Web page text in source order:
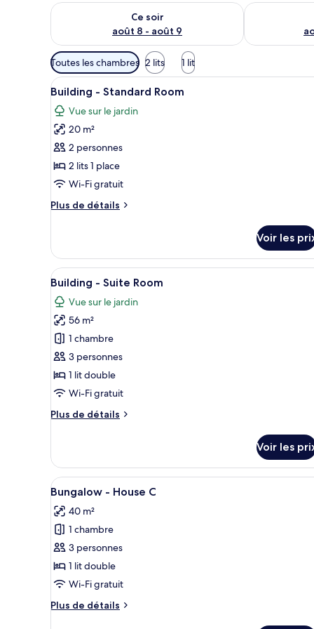
Ce soir
août 8 - août 9
Vérifier la disponibilité pour ce soir août 8 - août 9
Vérifier la
Filtres
disponibles
pour
les
chambres
Toutes les chambres 2 lits 1 lit
Afficher
toutes
les
photos
pour
ce
type
chambre :
Standard
Room
1
Building - Standard Room
Vue sur le jardin
20 m²
2 personnes
2 lits 1 place
Wi-Fi gratuit
Plus de détails
Plus
le
type
de
chambre
Building
Standard
Room
Voir les
Afficher
toutes
les
photos
pour
ce
type
de
chambre :
Building
Room
1
Building - Suite Room
Vue sur le jardin
56 m²
1 chambre
3 personnes
1 lit double
Wi-Fi gratuit
Plus de détails
Plus
le
type
de
chambre
Building
Suite
Room
Voir les
Afficher
toutes
les
photos
pour
ce
type
chambre :
Un complexe hôtelier doté
1
Bungalow - House C
40 m²
1 chambre
3 personnes
1 lit double
Wi-Fi gratuit
Plus de détails
Plus